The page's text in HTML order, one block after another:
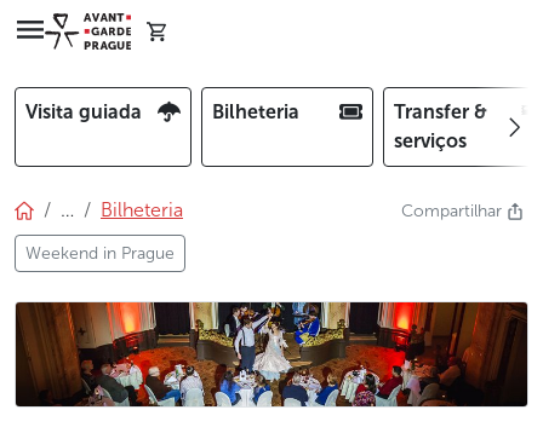
Visita guiada Bilheteria
Transfer &
serviços
… Bilheteria
Weekend in Prague
Compartilhar